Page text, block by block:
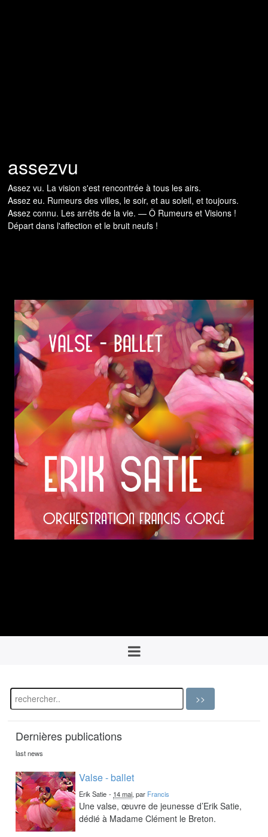
assezvu
Assez vu. La vision s'est rencontrée à tous les airs.
Assez eu. Rumeurs des villes, le soir, et au soleil, et toujours.
Assez connu. Les arrêts de la vie. — Ô Rumeurs et Visions !
Départ dans l'affection et le bruit neufs !
Dernières publications
last news
Valse - ballet
Erik Satie - 14 mai, par Francis
Une valse, œuvre de jeunesse d’Erik Satie,
dédié à Madame Clément le Breton.